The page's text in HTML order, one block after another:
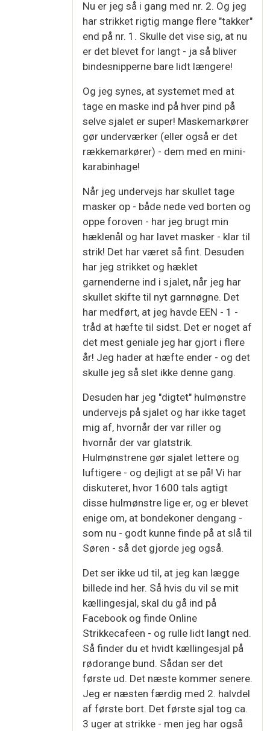
Nu er jeg så i gang med nr. 2. Og jeg
har strikket rigtig mange flere "takker"
end på nr. 1. Skulle det vise sig, at nu
er det blevet for langt - ja så bliver
bindesnipperne bare lidt længere!
Og jeg synes, at systemet med at
tage en maske ind på hver pind på
selve sjalet er super! Maskemarkører
gør underværker (eller også er det
rækkemarkører) - dem med en mini-
karabinhage!
Når jeg undervejs har skullet tage
masker op - både nede ved borten og
oppe foroven - har jeg brugt min
hæklenål og har lavet masker - klar til
strik! Det har været så fint. Desuden
har jeg strikket og hæklet
garnenderne ind i sjalet, når jeg har
skullet skifte til nyt garnnøgne. Det
har medført, at jeg havde EEN - 1 -
tråd at hæfte til sidst. Det er noget af
det mest geniale jeg har gjort i flere
år! Jeg hader at hæfte ender - og det
skulle jeg så slet ikke denne gang.
Desuden har jeg "digtet" hulmønstre
undervejs på sjalet og har ikke taget
mig af, hvornår der var riller og
hvornår der var glatstrik.
Hulmønstrene gør sjalet lettere og
luftigere - og dejligt at se på! Vi har
diskuteret, hvor 1600 tals agtigt
disse hulmønstre lige er, og er blevet
enige om, at bondekoner dengang -
som nu - godt kunne finde på at slå til
Søren - så det gjorde jeg også.
Det ser ikke ud til, at jeg kan lægge
billede ind her. Så hvis du vil se mit
kællingesjal, skal du gå ind på
Facebook og finde Online
Strikkecafeen - og rulle lidt langt ned.
Så finder du et hvidt kællingesjal på
rødorange bund. Sådan ser det
første ud. Det næste kommer senere.
Jeg er næsten færdig med 2. halvdel
af første bort. Det første sjal tog ca.
3 uger at strikke - men jeg har også